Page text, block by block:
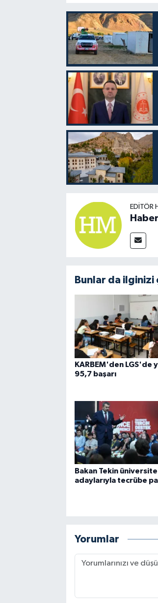
EDITÖR
Bunlar da ilginizi
KARBEM'den LGS'de
95,7 başarı
Bakan Tekin üniversite
adaylarıyla tecrübe
Yorumlar